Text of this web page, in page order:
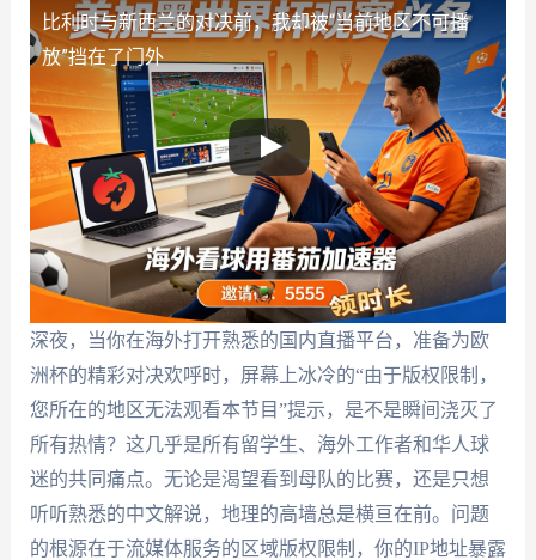
比利时与新西兰的对决前，我却被“当前地区不可播
放”挡在了门外
深夜，当你在海外打开熟悉的国内直播平台，准备为欧
洲杯的精彩对决欢呼时，屏幕上冰冷的“由于版权限制，
您所在的地区无法观看本节目”提示，是不是瞬间浇灭了
所有热情？这几乎是所有留学生、海外工作者和华人球
迷的共同痛点。无论是渴望看到母队的比赛，还是只想
听听熟悉的中文解说，地理的高墙总是横亘在前。问题
的根源在于流媒体服务的区域版权限制，你的IP地址暴露